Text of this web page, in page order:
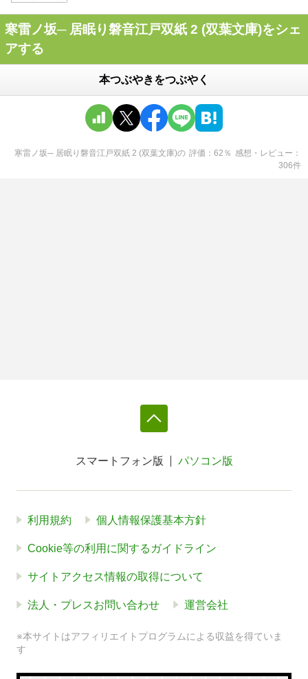
寒雷ノ坂─ 居眠り磐音江戸双紙 2 (双葉文庫)をシェ
アする
本つぶやきをつぶやく
寒雷ノ坂─ 居眠り磐音江戸双紙 2 (双葉文庫)の 評価 62 ％ 感想・レビュー
306件
スマートフォン版 パソコン版
利用規約 個人情報保護基本方針
Cookie等の利用に関するガイドライン
サイトアクセス情報の取得について
法人・プレスお問い合わせ 運営会社
※本サイトはアフィリエイトプログラムによる収益を得ていま
す